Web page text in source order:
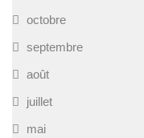
octobre
septembre
août
juillet
mai